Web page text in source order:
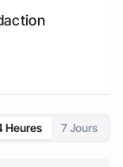
Heures 7 Jours